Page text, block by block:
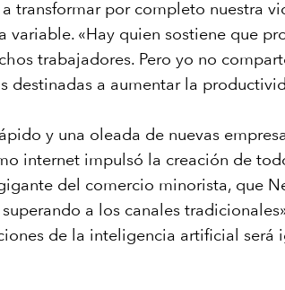
transformar por completo nuestra
«Hay quien sostiene que
trabajadores. Pero yo no
destinadas a aumentar la
y una oleada de nuevas
internet impulsó la creación de
del comercio minorista, que
a los canales
de la inteligencia artificial será